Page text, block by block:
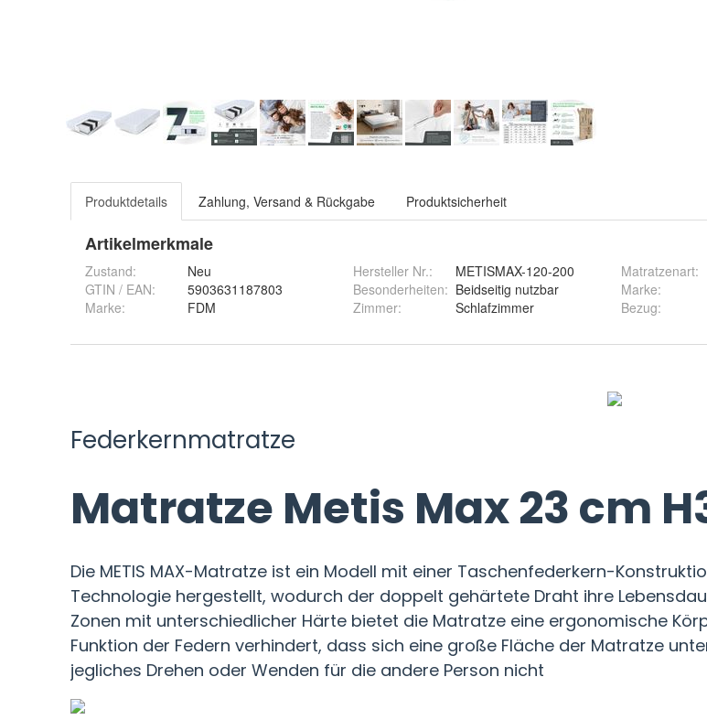
Produktdetails Zahlung, Versand & Rückgabe Produktsicherheit
Artikelmerkmale
Zustand:
Neu
GTIN / EAN:
5903631187803
Marke:
FDM
Hersteller Nr.:
METISMAX-120-200
Besonderheiten: Beidseitig nutzbar
Zimmer: Schlafzimmer
Matratzenart:
Marke:
Bezug: